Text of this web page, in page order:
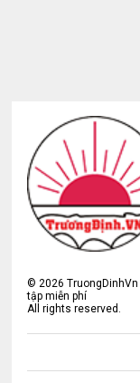
©2026
tập miễn phí
All rights reserved.